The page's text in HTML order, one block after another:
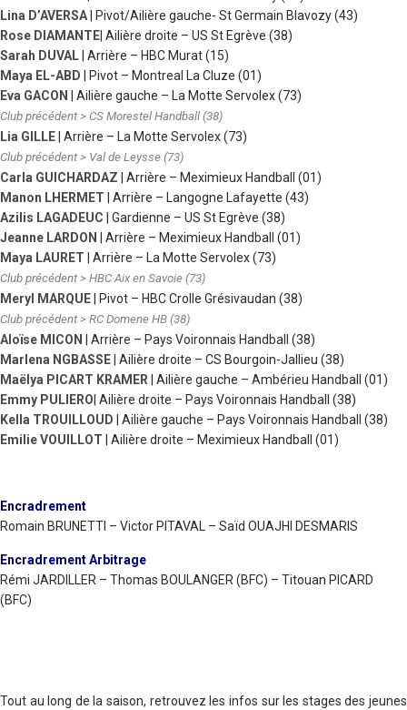
Lina D’AVERSA| Pivot/Ailière gauche- St Germain Blavozy (43)
Rose DIAMANTE| Ailière droite – US St Egrève (38)
Sarah DUVAL| Arrière – HBC Murat (15)
Maya EL-ABD | Pivot – Montreal La Cluze (01)
Eva GACON | Ailière gauche – La Motte Servolex (73)
Club précédent > CS Morestel Handball (38)
Lia GILLE| Arrière – La Motte Servolex (73)
Club précédent > Val de Leysse (73)
Carla GUICHARDAZ | Arrière – Meximieux Handball (01)
Manon LHERMET | Arrière – Langogne Lafayette (43)
Azilis LAGADEUC | Gardienne – US St Egrève (38)
Jeanne LARDON | Arrière – Meximieux Handball (01)
Maya LAURET | Arrière – La Motte Servolex (73)
Club précédent > HBC Aix en Savoie (73)
Meryl MARQUE| Pivot – HBC Crolle Grésivaudan (38)
Club précédent > RC Domene HB (38)
Aloïse MICON | Arrière – Pays Voironnais Handball (38)
Marlena NGBASSE| Ailière droite – CS Bourgoin-Jallieu (38)
Maëlya PICART KRAMER | Ailière gauche – Ambérieu Handball (01)
Emmy PULIERO| Ailière droite – Pays Voironnais Handball (38)
Kella TROUILLOUD | Ailière gauche – Pays Voironnais Handball (38)
Emilie VOUILLOT | Ailière droite – Meximieux Handball (01)
Encradrement
Romain BRUNETTI – Victor PITAVAL – Saïd OUAJHI DESMARIS
Encradrement Arbitrage
Rémi JARDILLER – Thomas BOULANGER (BFC) – Titouan PICARD
(BFC)
Tout au long de la saison, retrouvez les infos sur les stages des jeunes